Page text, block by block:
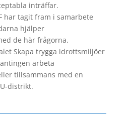
inträffar.
har tagit fram i samarbete
hjälper
de här frågorna.
Skapa trygga idrottsmiljöer
arbeta
tillsammans med en
distrikt.